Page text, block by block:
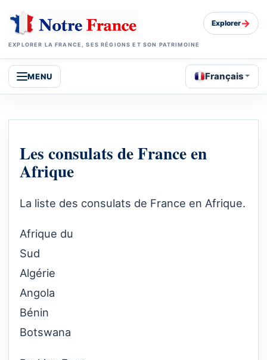
EXPLORER LA FRANCE, SES RÉGIONS ET SON PATRIMOINE
Explorer→
MENU Français
Les consulats de France en
Afrique
La liste des consulats de France en Afrique.
Afrique du
Sud
Algérie
Angola
Bénin
Botswana